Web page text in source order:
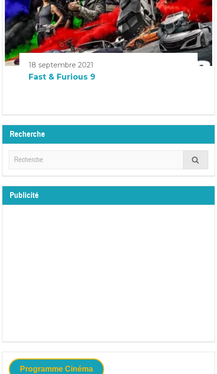
18 septembre 2021
Fast & Furious 9
Recherche
Publicité
Programme Cinéma